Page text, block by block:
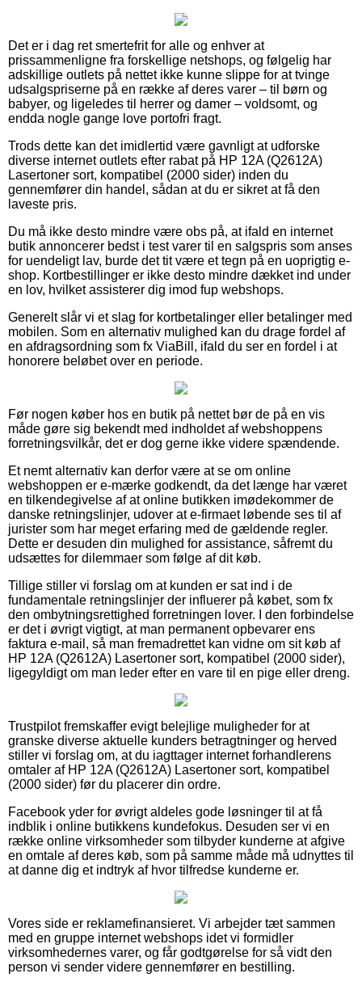
Det er i dag ret smertefrit for alle og enhver at
prissammenligne fra forskellige netshops, og følgelig har
adskillige outlets på nettet ikke kunne slippe for at tvinge
udsalgspriserne på en række af deres varer – til børn og
babyer, og ligeledes til herrer og damer – voldsomt, og
endda nogle gange love portofri fragt.
Trods dette kan det imidlertid være gavnligt at udforske
diverse internet outlets efter rabat på HP 12A (Q2612A)
Lasertoner sort, kompatibel (2000 sider) inden du
gennemfører din handel, sådan at du er sikret at få den
laveste pris.
Du må ikke desto mindre være obs på, at ifald en internet
butik annoncerer bedst i test varer til en salgspris som anses
for uendeligt lav, burde det tit være et tegn på en uoprigtig e-
shop. Kortbestillinger er ikke desto mindre dækket ind under
en lov, hvilket assisterer dig imod fup webshops.
Generelt slår vi et slag for kortbetalinger eller betalinger med
mobilen. Som en alternativ mulighed kan du drage fordel af
en afdragsordning som fx ViaBill, ifald du ser en fordel i at
honorere beløbet over en periode.
Før nogen køber hos en butik på nettet bør de på en vis
måde gøre sig bekendt med indholdet af webshoppens
forretningsvilkår, det er dog gerne ikke videre spændende.
Et nemt alternativ kan derfor være at se om online
webshoppen er e-mærke godkendt, da det længe har været
en tilkendegivelse af at online butikken imødekommer de
danske retningslinjer, udover at e-firmaet løbende ses til af
jurister som har meget erfaring med de gældende regler.
Dette er desuden din mulighed for assistance, såfremt du
udsættes for dilemmaer som følge af dit køb.
Tillige stiller vi forslag om at kunden er sat ind i de
fundamentale retningslinjer der influerer på købet, som fx
den ombytningsrettighed forretningen lover. I den forbindelse
er det i øvrigt vigtigt, at man permanent opbevarer ens
faktura e-mail, så man fremadrettet kan vidne om sit køb af
HP 12A (Q2612A) Lasertoner sort, kompatibel (2000 sider),
ligegyldigt om man leder efter en vare til en pige eller dreng.
Trustpilot fremskaffer evigt belejlige muligheder for at
granske diverse aktuelle kunders betragtninger og herved
stiller vi forslag om, at du iagttager internet forhandlerens
omtaler af HP 12A (Q2612A) Lasertoner sort, kompatibel
(2000 sider) før du placerer din ordre.
Facebook yder for øvrigt aldeles gode løsninger til at få
indblik i online butikkens kundefokus. Desuden ser vi en
række online virksomheder som tilbyder kunderne at afgive
en omtale af deres køb, som på samme måde må udnyttes til
at danne dig et indtryk af hvor tilfredse kunderne er.
Vores side er reklamefinansieret. Vi arbejder tæt sammen
med en gruppe internet webshops idet vi formidler
virksomhedernes varer, og får godtgørelse for så vidt den
person vi sender videre gennemfører en bestilling.